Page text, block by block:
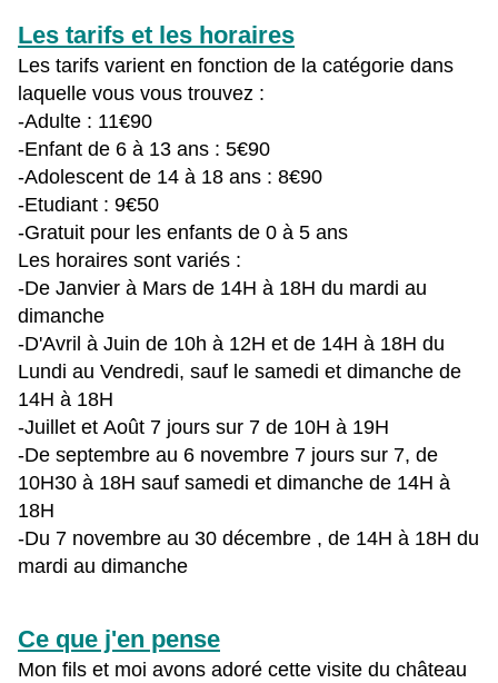
Les tarifs et les horaires
Les tarifs varient en fonction de la catégorie dans
laquelle vous vous trouvez :
-Adulte : 11€90
-Enfant de 6 à 13 ans : 5€90
-Adolescent de 14 à 18 ans : 8€90
-Etudiant : 9€50
-Gratuit pour les enfants de 0 à 5 ans
Les horaires sont variés :
-De Janvier à Mars de 14H à 18H du mardi au
dimanche
-D'Avril à Juin de 10h à 12H et de 14H à 18H du
Lundi au Vendredi, sauf le samedi et dimanche de
14H à 18H
-Juillet et Août 7 jours sur 7 de 10H à 19H
-De septembre au 6 novembre 7 jours sur 7, de
10H30 à 18H sauf samedi et dimanche de 14H à
18H
-Du 7 novembre au 30 décembre , de 14H à 18H du
mardi au dimanche
Ce que j'en pense
Mon fils et moi avons adoré cette visite du château